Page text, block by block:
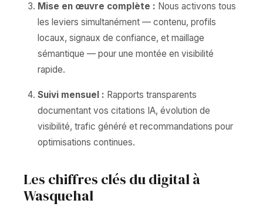
Mise en œuvre complète : Nous activons tous
les leviers simultanément — contenu, profils
locaux, signaux de confiance, et maillage
sémantique — pour une montée en visibilité
rapide.
Suivi mensuel : Rapports transparents
documentant vos citations IA, évolution de
visibilité, trafic généré et recommandations pour
optimisations continues.
Les chiffres clés du digital à
Wasquehal